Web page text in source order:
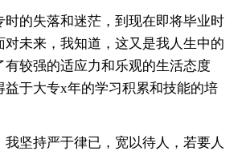
的失落和迷茫，到现在即将毕业时
对未来，我知道，这又是我人生中的
有较强的适应力和乐观的生活态度
益于大专x年的学习积累和技能的培
坚持严于律已，宽以待人，若要人